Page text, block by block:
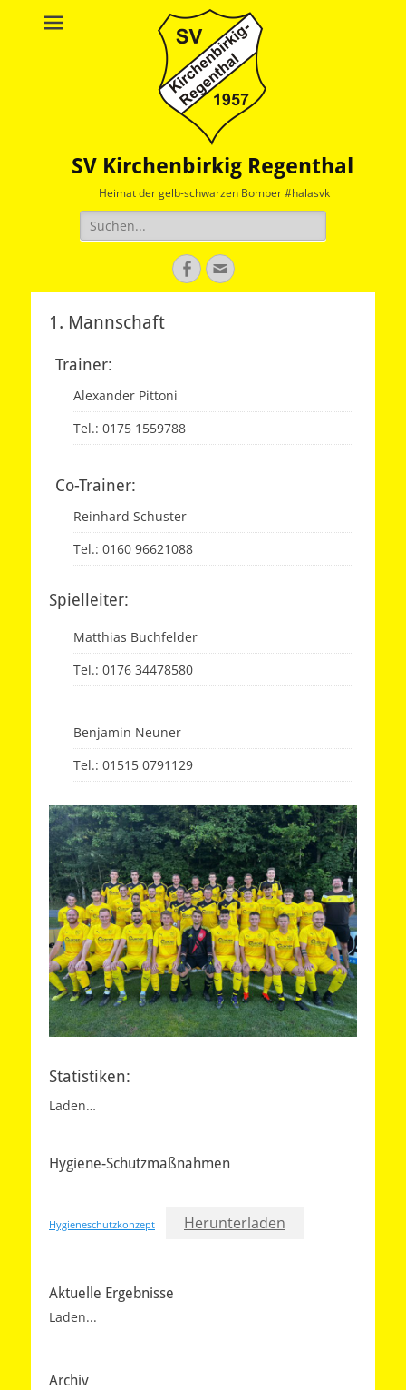
SV Kirchenbirkig Regenthal
Heimat der gelb-schwarzen Bomber #halasvk
Suche
nach:
Facebook
E-
Mail
1. Mannschaft
Trainer:
Alexander Pittoni
Tel.: 0175 1559788
Co-Trainer:
Reinhard Schuster
Tel.: 0160 96621088
Spielleiter:
Matthias Buchfelder
Tel.: 0176 34478580
Benjamin Neuner
Tel.: 01515 0791129
Statistiken:
Laden…
Hygiene-Schutzmaßnahmen
Hygieneschutzkonzept Herunterladen
Aktuelle Ergebnisse
Laden...
Archiv